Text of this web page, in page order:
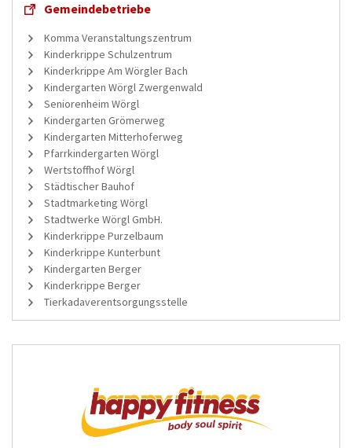
Gemeindebetriebe
Komma Veranstaltungszentrum
Kinderkrippe Schulzentrum
Kinderkrippe Am Wörgler Bach
Kindergarten Wörgl Zwergenwald
Seniorenheim Wörgl
Kindergarten Grömerweg
Kindergarten Mitterhoferweg
Pfarrkindergarten Wörgl
Wertstoffhof Wörgl
Städtischer Bauhof
Stadtmarketing Wörgl
Stadtwerke Wörgl GmbH.
Kinderkrippe Purzelbaum
Kinderkrippe Kunterbunt
Kindergarten Berger
Kinderkrippe Berger
Tierkadaverentsorgungsstelle